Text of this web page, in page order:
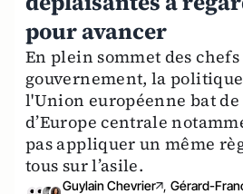
pour avancer
En plein sommet des chefs
gouvernement, la
l'Union européenne bat
d’Europe centrale
pas appliquer un même
tous sur l’asile.
Guylain Chevrier , Gérard-